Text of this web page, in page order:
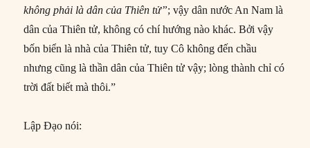
không phải là dân của Thiên tử”; vậy dân nước An Nam là
dân của Thiên tử, không có chí hướng nào khác. Bởi vậy
bốn biển là nhà của Thiên tử, tuy Cô không đến chầu
nhưng cũng là thần dân của Thiên tử vậy; lòng thành chỉ có
trời đất biết mà thôi.”
Lập Đạo nói: